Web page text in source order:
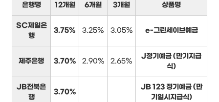
은행명 12개월 6개월 3개월 상품명
SC제일은
행
3.75% 3.25% 3.05% e-그린세이브예금
제주은행 3.70% 2.90% 2.65%
J정기예금 (만기지급
식)
JB전북은
행
3.70%
JB 123 정기예금 (만
기일시지급식)